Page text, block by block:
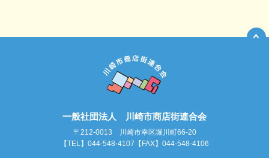
一般社団法人 川崎市商店街連合会
〒212-0013 川崎市幸区堀川町66-20
【TEL】044-548-4107【FAX】044-548-4106